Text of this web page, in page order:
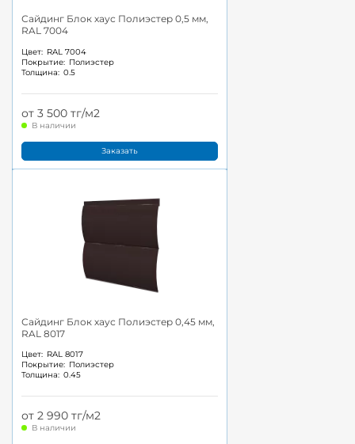
Сайдинг Блок хаус Полиэстер 0,5 мм,
RAL 7004
Цвет: RAL 7004
Покрытие: Полиэстер
Толщина: 0.5
от 3 500 тг/м2
В наличии
Заказать
Сайдинг Блок хаус Полиэстер 0,45 мм,
RAL 8017
Цвет: RAL 8017
Покрытие: Полиэстер
Толщина: 0.45
от 2 990 тг/м2
В наличии